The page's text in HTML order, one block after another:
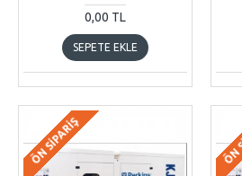
0,00 TL
SEPETE EKLE
ÖN SIPARIŞ